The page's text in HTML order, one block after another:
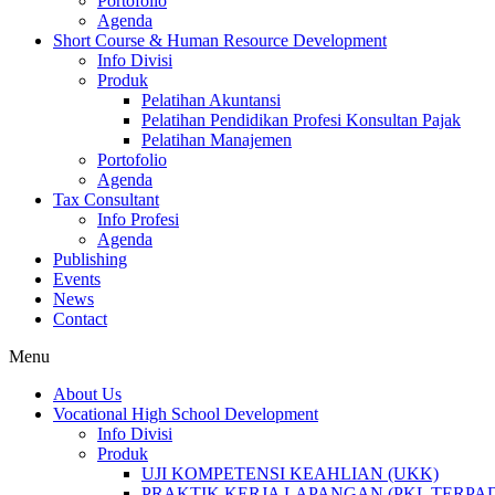
Agenda
Short Course & Human Resource Development
Info Divisi
Produk
Pelatihan Akuntansi
Pelatihan Pendidikan Profesi Konsultan Pajak
Pelatihan Manajemen
Portofolio
Agenda
Tax Consultant
Info Profesi
Agenda
Publishing
Events
News
Contact
Menu
About Us
Vocational High School Development
Info Divisi
Produk
UJI KOMPETENSI KEAHLIAN (UKK)